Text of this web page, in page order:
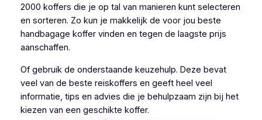
2000 koffers die je op tal van manieren kunt selecteren
en sorteren. Zo kun je makkelijk de voor jou beste
handbagage koffer vinden en tegen de laagste prijs
aanschaffen.
Of gebruik de onderstaande keuzehulp. Deze bevat
veel van de beste reiskoffers en geeft heel veel
informatie, tips en advies die je behulpzaam zijn bij het
kiezen van een geschikte koffer.